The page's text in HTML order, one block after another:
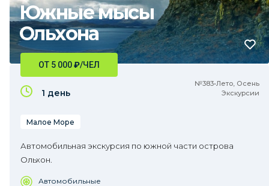
Южные мысы
Ольхона
№383•Лето, Осень
Экскурсии
ОТ 5 000₽/ЧЕЛ
1 день
Малое Море
Автомобильная экскурсия по южной части острова
Ольхон.
Автомобильные